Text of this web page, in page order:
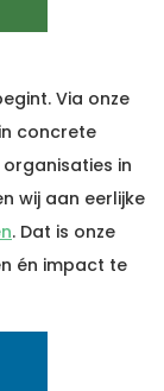
Via onze
concrete
in
wij aan eerlijke
. Dat is onze
én impact te